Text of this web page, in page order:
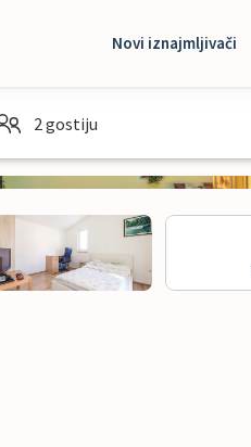
Novi iznajmljivači
2 gostiju